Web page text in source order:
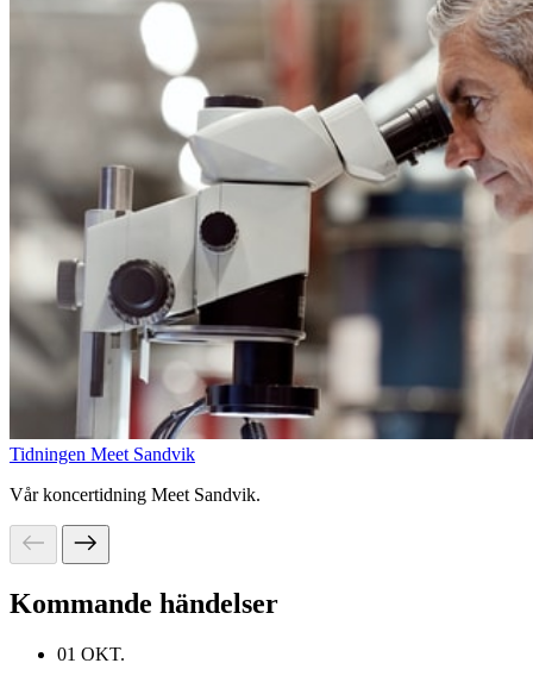
Tidningen Meet Sandvik
Vår koncertidning Meet Sandvik.
Kommande händelser
01 OKT.